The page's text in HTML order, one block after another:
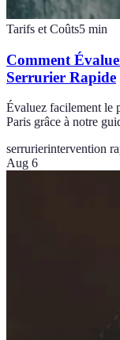
Tarifs et Coûts5 min
Comment
Serrurier Rapide
Évaluez facilement le
Paris grâce à notre
serrurierintervention
Aug 6